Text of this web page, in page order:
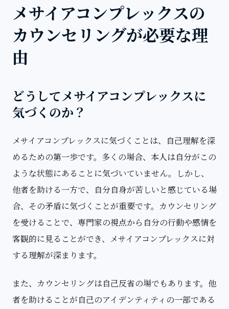
メサイアコンプレックスの
カウンセリングが必要な理
由
どうしてメサイアコンプレックスに
気づくのか？
メサイアコンプレックスに気づくことは、自己理解を深
めるための第一歩です。多くの場合、本人は自分がこの
ような状態にあることに気づいていません。しかし、
他者を助ける一方で、自分自身が苦しいと感じている場
合、その矛盾に気づくことが重要です。カウンセリング
を受けることで、専門家の視点から自分の行動や感情を
客観的に見ることができ、メサイアコンプレックスに対
する理解が深まります。
また、カウンセリングは自己反省の場でもあります。他
者を助けることが自己のアイデンティティの一部である